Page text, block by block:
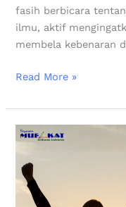
fasih berbicara
ilmu, aktif
membela kebenaran
Read More »
Jangan
Allah
Sedang
Menyiapkan